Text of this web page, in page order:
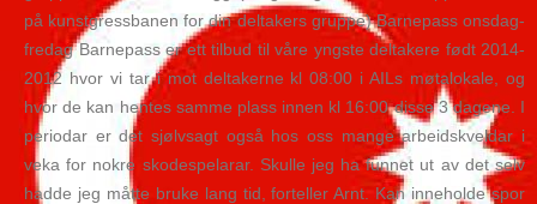
på kunstgressbanen for din deltakers gruppe) Barnepass onsdag-
fredag Barnepass er ett tilbud til våre yngste deltakere født 2014-
2012 hvor vi tar i mot deltakerne kl 08:00 i AILs møtalokale, og
hvor de kan hentes samme plass innen kl 16:00 disse 3 dagene. I
periodar er det sjølvsagt også hos oss mange arbeidskveldar i
veka for nokre skodespelarar. Skulle jeg ha funnet ut av det selv
hadde jeg måtte bruke lang tid, forteller Arnt. Kan inneholde spor